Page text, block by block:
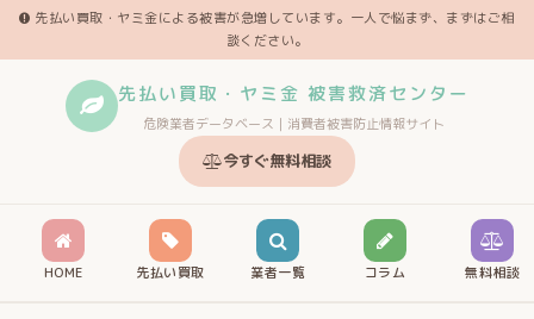
先払い買取・ヤミ金による被害が急増しています。一人で悩まず、まずはご相
談ください。
先払い買取・ヤミ金 被害救済センター
危険業者データベース｜消費者被害防止情報サイト
今すぐ無料相談
HOME 先払い買取 業者一覧 コラム 無料相談